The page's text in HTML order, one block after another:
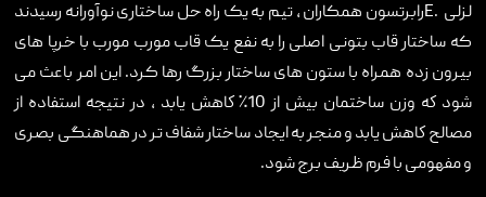
لزلی E.رابرتسون همکاران ، تیم به یک راه حل ساختاری نوآورانه رسیدند
که ساختار قاب بتونی اصلی را به نفع یک قاب مورب مورب با خرپا های
بیرون زده همراه با ستون های ساختار بزرگ رها کرد. این امر باعث می
شود كه وزن ساختمان بیش از 10٪ كاهش یابد ، در نتیجه استفاده از
مصالح كاهش یابد و منجر به ایجاد ساختار شفاف تر در هماهنگی بصری
و مفهومی با فرم ظریف برج شود.